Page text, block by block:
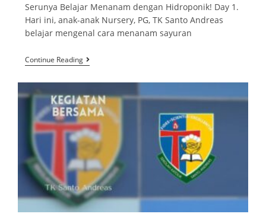
Serunya Belajar Menanam dengan Hidroponik! Day 1.
Hari ini, anak-anak Nursery, PG, TK Santo Andreas
belajar mengenal cara menanam sayuran
Continue Reading